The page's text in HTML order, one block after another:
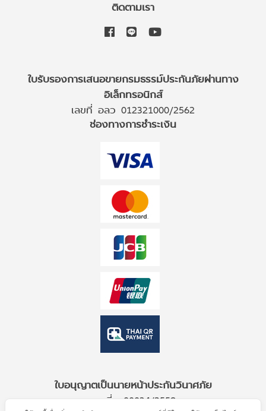
ติดตามเรา
ใบรับรองการเสนอขายกรมธรรม์ประกันภัยผ่านทาง
อิเล็กทรอนิกส์
เลขที่ อลว 012321000/2562
ช่องทางการชำระเงิน
ใบอนุญาตเป็นนายหน้าประกันวินาศภัย
เลขที่ ว00034/2559